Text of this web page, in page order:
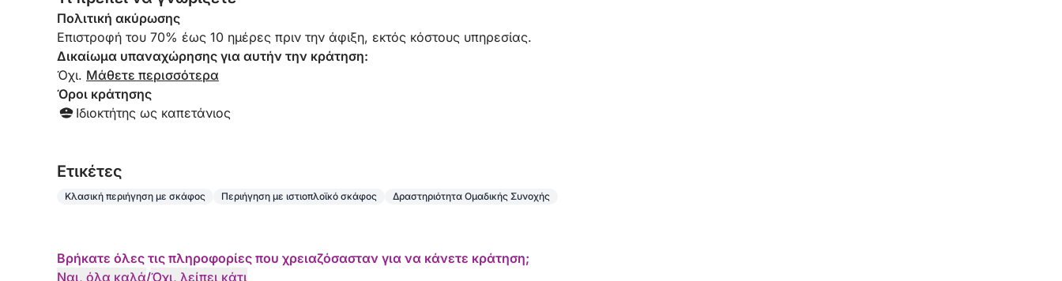
κρυστάλλινα νερά για μια αξέχαστη βουτιά. Ο
Enzo ήταν φανταστικός, η φιλοξενία ήταν
ζεστή και η ιστιοπλοΐα ήταν απίστευτα ομαλή.
Πολιτική ακύρωσης
Επιστροφή του 70% έως 10 ημέρες πριν την άφιξη, εκτός κόστους υπηρεσίας.
Δικαίωμα υπαναχώρησης για αυτήν την κράτηση:
Όχι. Μάθετε περισσότερα
Όροι κράτησης
Ιδιοκτήτης ως καπετάνιος
Eτικέτες
Κλασική περιήγηση με σκάφος Περιήγηση με ιστιοπλοϊκό σκάφος Δραστηριότητα Ομαδικής Συνοχής
Βρήκατε όλες τις πληροφορίες που χρειαζόσασταν για να κάνετε κράτηση;
Ναι, όλα καλά/Όχι, λείπει κάτι